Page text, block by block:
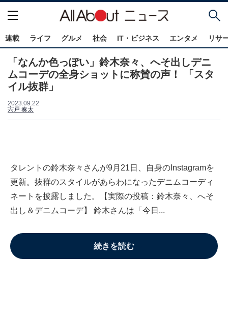
連載 ライフ グルメ 社会 IT・ビジネス エンタメ リサ
「なんか色っぽい」鈴木奈々、へそ出しデニ
ムコーデの全身ショットに称賛の声！ 「スタ
イル抜群」
2023.09.22
宍戸 奏太
タレントの鈴木奈々さんが9月21日、自身のInstagramを
更新。抜群のスタイルがあらわになったデニムコーディ
ネートを披露しました。【実際の投稿：鈴木奈々、へそ
出し＆デニムコーデ】 鈴木さんは「今日...
続きを読む